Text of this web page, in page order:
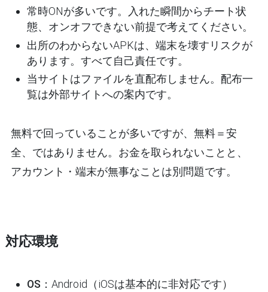
常時ONが多いです。入れた瞬間からチート状
態、オンオフできない前提で考えてください。
出所のわからないAPKは、端末を壊すリスクが
あります。すべて自己責任です。
当サイトはファイルを直配布しません。配布一
覧は外部サイトへの案内です。
無料で回っていることが多いですが、 無料＝安
全、ではありません。お金を取られないことと、
アカウント・端末が無事なことは別問題です。
対応環境
OS ：Android（iOSは基本的に非対応です）